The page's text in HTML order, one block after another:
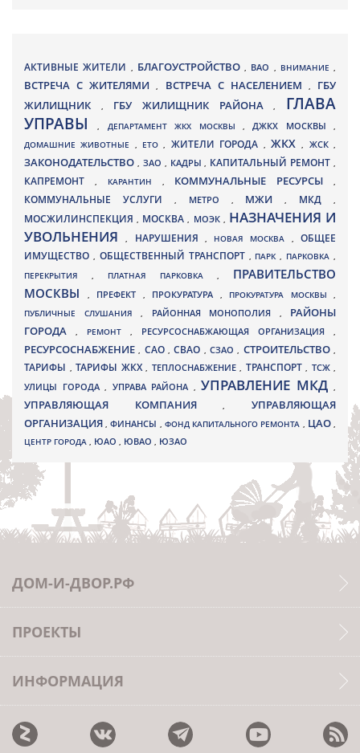
АКТИВНЫЕ ЖИТЕЛИ , БЛАГОУСТРОЙСТВО , ВАО , ВНИМАНИЕ ,
ВСТРЕЧА С ЖИТЕЛЯМИ, ВСТРЕЧА С НАСЕЛЕНИЕМ , ГБУ
ЖИЛИЩНИК
, ГБУ ЖИЛИЩНИК РАЙОНА, ГЛАВА
УПРАВЫ, ДЕПАРТАМЕНТ ЖКХ МОСКВЫ ,ДЖКХ МОСКВЫ ,
ДОМАШНИЕ ЖИВОТНЫЕ , ЕТО, ЖИТЕЛИ ГОРОДА , ЖКХ, ЖСК,
ЗАКОНОДАТЕЛЬСТВО , ЗАО , КАДРЫ, КАПИТАЛЬНЫЙ РЕМОНТ ,
КАПРЕМОНТ , КАРАНТИН , КОММУНАЛЬНЫЕ РЕСУРСЫ,
КОММУНАЛЬНЫЕ УСЛУГИ , МЕТРО , МЖИ, МКД ,
МОСЖИЛИНСПЕКЦИЯ, МОСКВА , МОЭК , НАЗНАЧЕНИЯ И
УВОЛЬНЕНИЯ, НАРУШЕНИЯ , НОВАЯ МОСКВА ,ОБЩЕЕ
ИМУЩЕСТВО , ОБЩЕСТВЕННЫЙ ТРАНСПОРТ , ПАРК, ПАРКОВКА ,
ПЕРЕКРЫТИЯ , ПЛАТНАЯ ПАРКОВКА , ПРАВИТЕЛЬСТВО
МОСКВЫ
, ПРЕФЕКТ , ПРОКУРАТУРА , ПРОКУРАТУРА МОСКВЫ ,
ПУБЛИЧНЫЕ СЛУШАНИЯ , РАЙОННАЯ МОНОПОЛИЯ , РАЙОНЫ
ГОРОДА
, РЕМОНТ , РЕСУРСОСНАБЖАЮЩАЯ ОРГАНИЗАЦИЯ ,
РЕСУРСОСНАБЖЕНИЕ, САО,СВАО ,СЗАО, СТРОИТЕЛЬСТВО,
ТАРИФЫ , ТАРИФЫ ЖКХ , ТЕПЛОСНАБЖЕНИЕ , ТРАНСПОРТ , ТСЖ ,
УЛИЦЫ ГОРОДА , УПРАВА РАЙОНА , УПРАВЛЕНИЕ МКД ,
УПРАВЛЯЮЩАЯ КОМПАНИЯ,УПРАВЛЯЮЩАЯ
ОРГАНИЗАЦИЯ,ФИНАНСЫ , ФОНД КАПИТАЛЬНОГО РЕМОНТА , ЦАО,
ЦЕНТР ГОРОДА , ЮАО , ЮВАО , ЮЗАО
ДОМ-И-ДВОР.РФ
ПРОЕКТЫ
ИНФОРМАЦИЯ